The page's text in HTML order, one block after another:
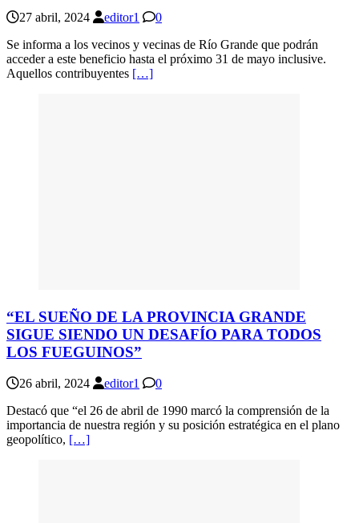
27 abril, 2024 editor1
0
Se informa a los vecinos y vecinas de Río Grande que podrán
acceder a este beneficio hasta el próximo 31 de mayo inclusive.
Aquellos contribuyentes […]
“EL SUEÑO DE LA PROVINCIA GRANDE
SIGUE SIENDO UN DESAFÍO PARA TODOS
LOS FUEGUINOS”
26 abril, 2024 editor1
0
Destacó que “el 26 de abril de 1990 marcó la comprensión de la
importancia de nuestra región y su posición estratégica en el plano
geopolítico, […]